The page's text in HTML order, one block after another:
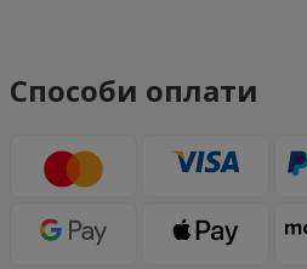
Способи оплати